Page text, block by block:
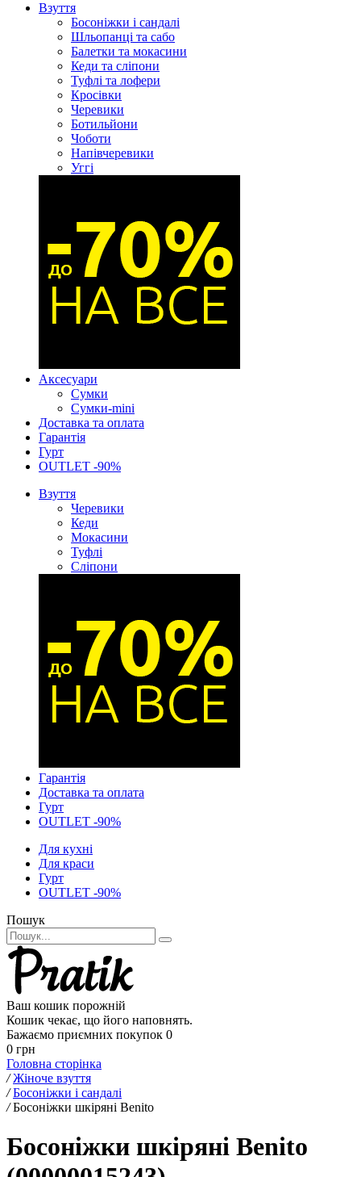
Взуття
Босоніжки і сандалі
Шльопанці та сабо
Балетки та мокасини
Кеди та сліпони
Туфлі та лофери
Кросівки
Черевики
Ботильйони
Чоботи
Напівчеревики
Уггі
Аксесуари
Сумки
Сумки-mini
Доставка та оплата
Гарантія
Гурт
OUTLET -90%
Взуття
Черевики
Кеди
Мокасини
Туфлі
Сліпони
Гарантія
Доставка та оплата
Гурт
OUTLET -90%
Для кухні
Для краси
Гурт
OUTLET -90%
Пошук
Ваш кошик порожній
Кошик чекає, що його наповнять.
Бажаємо приємних покупок 0
0 грн
Головна сторінка
/ Жіноче взуття
/ Босоніжки і сандалі
/ Босоніжки шкіряні Benito
Босоніжки шкіряні Benito